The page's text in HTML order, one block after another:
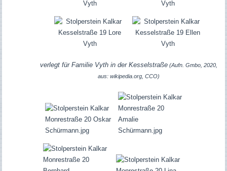
verlegt für Familie Vyth in der Kesselstraße (Aufn. Gmbo, 2020,
aus: wikipedia.org, CCO)